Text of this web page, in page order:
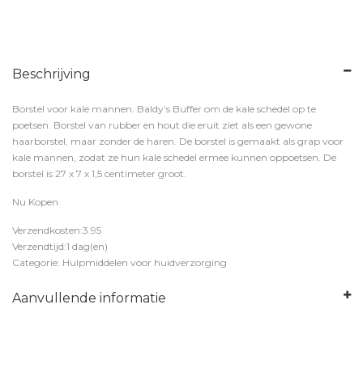
Beschrijving
Borstel voor kale mannen. Baldy’s Buffer om de kale schedel op te
poetsen. Borstel van rubber en hout die eruit ziet als een gewone
haarborstel, maar zonder de haren. De borstel is gemaakt als grap voor
kale mannen, zodat ze hun kale schedel ermee kunnen oppoetsen. De
borstel is 27 x 7 x 1,5 centimeter groot.
Nu Kopen
Verzendkosten:3.95
Verzendtijd:1 dag(en)
Categorie: Hulpmiddelen voor huidverzorging
Aanvullende informatie